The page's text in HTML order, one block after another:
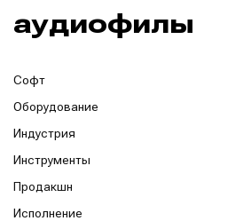
аудиофилы
Софт
Оборудование
Индустрия
Инструменты
Продакшн
Исполнение